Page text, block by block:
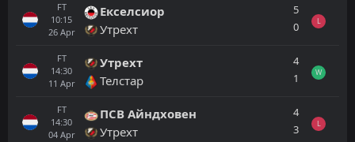
FT
10:15
26 Apr
Екселсиор
Утрехт
5
0
L
FT
14:30
11 Apr
Утрехт
Телстар
4
1
W
FT
14:30
04 Apr
ПСВ Айндховен
Утрехт
4
3
L